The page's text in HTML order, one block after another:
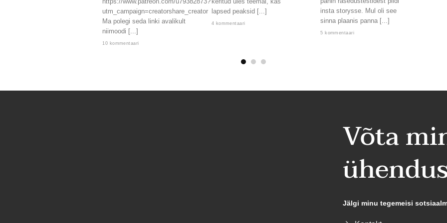
utm_campaign=creatorshare_creator
Ma polegi seda linki avalikult
niimoodi [...]
10 kommentaari
lapsed peaksid [...]
4 kommentaari
insta storysse. Mul oli see
sinna plaanis panna [...]
5 kommentaari
Võta
Jälgi minu tegemeisi